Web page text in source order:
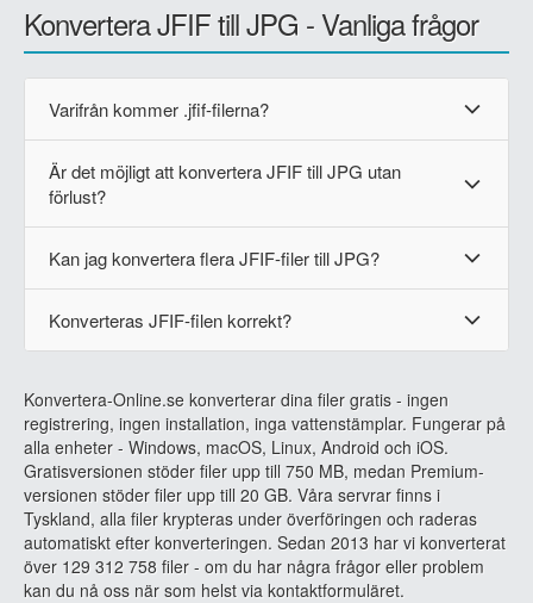
Konvertera JFIF till JPG - Vanliga frågor
Varifrån kommer .jfif-filerna?
Är det möjligt att konvertera JFIF till JPG utan
förlust?
Kan jag konvertera flera JFIF-filer till JPG?
Konverteras JFIF-filen korrekt?
Konvertera-Online.se konverterar dina filer gratis - ingen
registrering, ingen installation, inga vattenstämplar. Fungerar på
alla enheter - Windows, macOS, Linux, Android och iOS.
Gratisversionen stöder filer upp till 750 MB, medan Premium-
versionen stöder filer upp till 20 GB. Våra servrar finns i
Tyskland, alla filer krypteras under överföringen och raderas
automatiskt efter konverteringen. Sedan 2013 har vi konverterat
över 129 312 758 filer - om du har några frågor eller problem
kan du nå oss när som helst via kontaktformuläret.